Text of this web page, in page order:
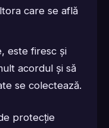
care se află
este firesc și
acordul și să
se colectează.
protecție